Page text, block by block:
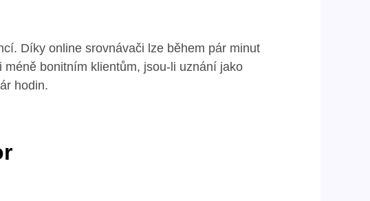
Díky online srovnávači lze během pár minut
bonitním klientům, jsou-li uznání jako
hodin.